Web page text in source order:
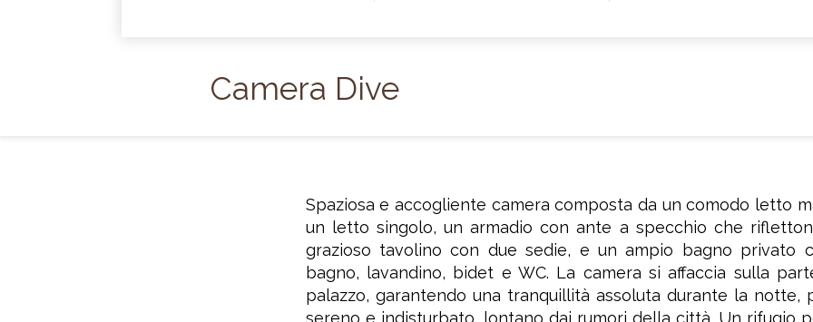
Camera Dive
Spaziosa e accogliente camera composta da un comodo letto
un letto singolo, un armadio con ante a specchio che
grazioso tavolino con due sedie, e un ampio bagno privato
bagno, lavandino, bidet e WC. La camera si affaccia sulla
palazzo, garantendo una tranquillità assoluta durante la notte,
sereno e indisturbato, lontano dai rumori della città. Un rifugio